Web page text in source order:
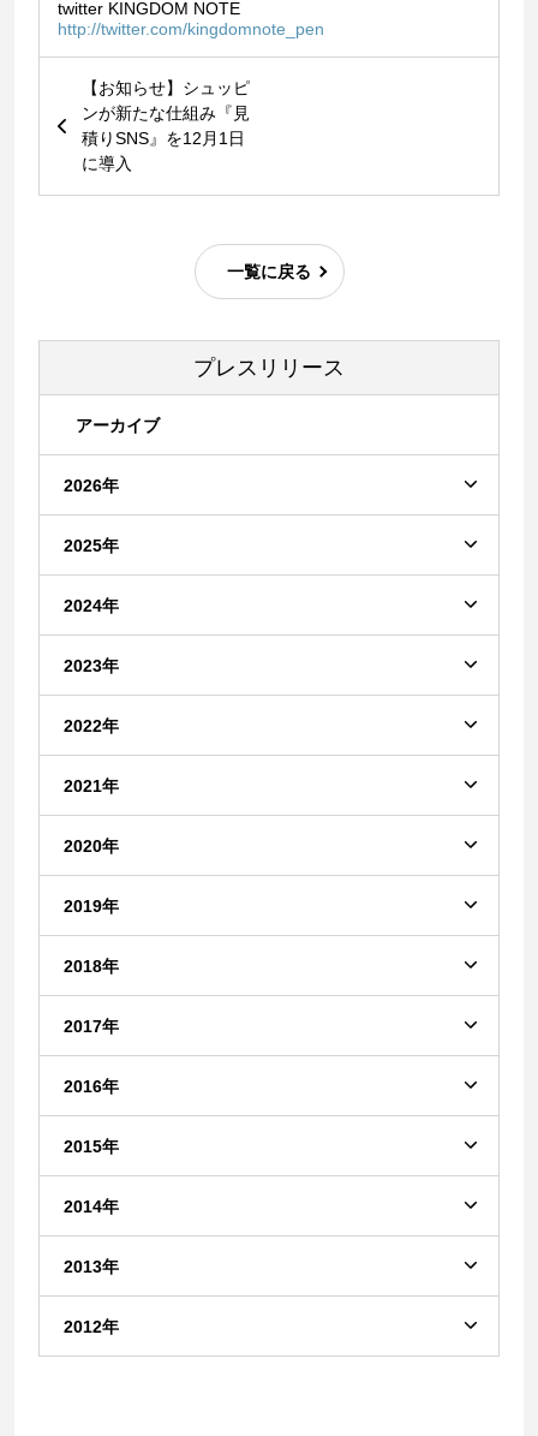
twitter KINGDOM NOTE
http://twitter.com/kingdomnote_pen
【お知らせ】シュッピ
ンが新たな仕組み『見
積りSNS』を12月1日
に導入
一覧に戻る
プレスリリース
アーカイブ
2026年
2025年
2024年
2023年
2022年
2021年
2020年
2019年
2018年
2017年
2016年
2015年
2014年
2013年
2012年